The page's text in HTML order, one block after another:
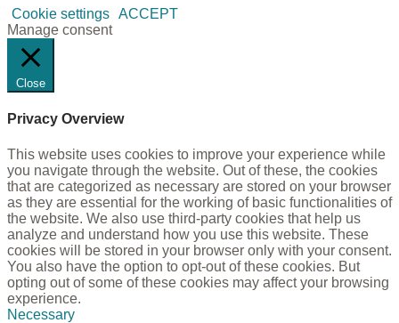
Cookie settings ACCEPT
Manage consent
Close
Privacy Overview
This website uses cookies to improve your experience while
you navigate through the website. Out of these, the cookies
that are categorized as necessary are stored on your browser
as they are essential for the working of basic functionalities of
the website. We also use third-party cookies that help us
analyze and understand how you use this website. These
cookies will be stored in your browser only with your consent.
You also have the option to opt-out of these cookies. But
opting out of some of these cookies may affect your browsing
experience.
Necessary